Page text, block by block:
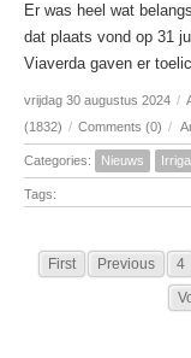
Er was heel wat
dat plaats vond op 31
Viaverda gaven er
vrijdag 30 augustus 2024 /
(1832) / Comments (0) /
Categories: Nieuws
Tags:
First Previous 4